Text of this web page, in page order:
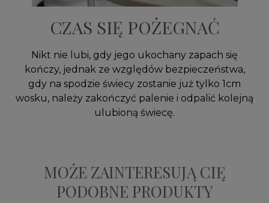
CZAS SIĘ POŻEGNAĆ
Nikt nie lubi, gdy jego ukochany zapach się
kończy, jednak ze względów bezpieczeństwa,
gdy na spodzie świecy zostanie już tylko 1cm
wosku, należy zakończyć palenie i odpalić kolejną
ulubioną świecę.
MOŻE ZAINTERESUJĄ CIĘ
PODOBNE PRODUKTY